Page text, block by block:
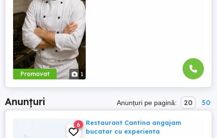
Promovat 1
Anunțuri Anunțuri pe pagină: 20 50
6
Restaurant Cantina angajam
bucatar cu experienta